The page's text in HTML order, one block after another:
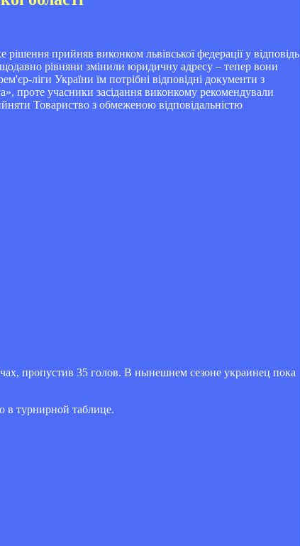
прийняв виконком львівської федерації у відповідь
рівняни змінили юридичну адресу – тепер вони
ліги України їм потрібні відповідні документи з
проте учасники засідання виконкому рекомендували
Товариство з обмеженою відповідальністю
пропустив 35 голов. В нынешнем сезоне украинец пока
в турнирной таблице.